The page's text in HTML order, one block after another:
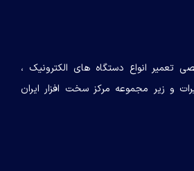
انواع دستگاه های الکترونیک ،
و زیر مجموعه مرکز سخت افزار ایران